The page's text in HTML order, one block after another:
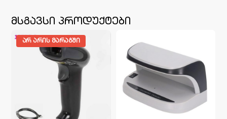
მსგავსი პროდუქტები
ᲐᲠ ᲐᲠᲘᲡ ᲛᲐᲠᲐᲒᲨᲘ